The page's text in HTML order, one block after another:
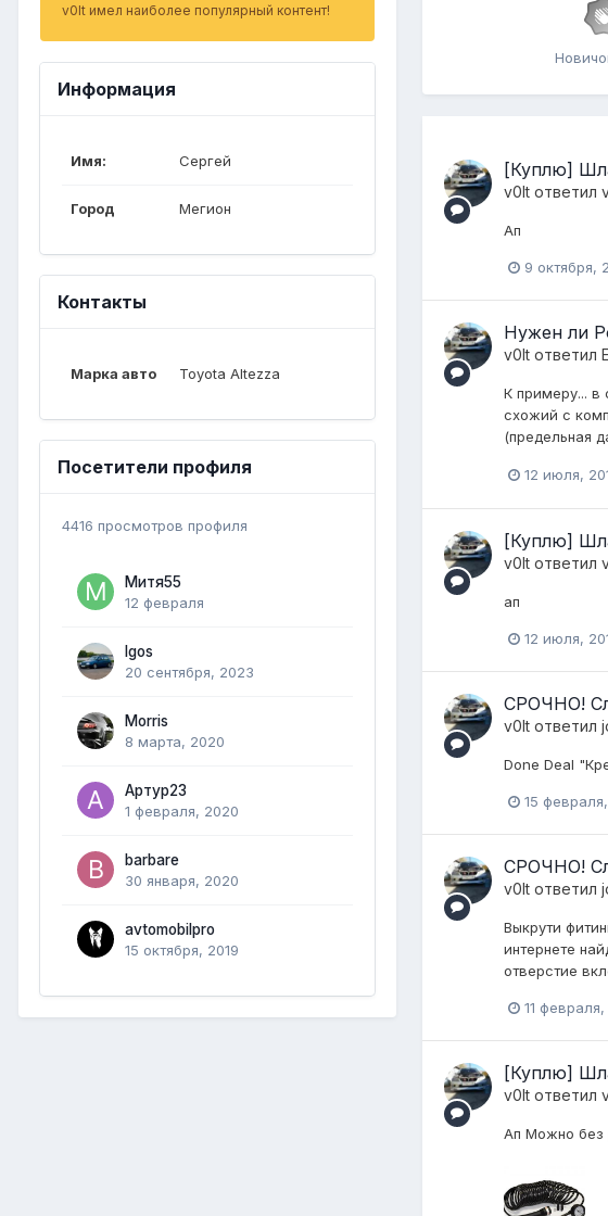
v0lt имел наиболее популярный контент!
Информация
Имя: Сергей
Город Мегион
Контакты
Марка авто Toyota Altezza
Посетители профиля
4416 просмотров профиля
Митя55
12 февраля
Igos
20 сентября, 2023
Morris
8 марта, 2020
Артур23
1 февраля, 2020
barbare
30 января, 2020
avtomobilpro
15 октября, 2019
[Куплю]
v0lt ответил
Ап
9 октября,
Нужен ли
v0lt ответил
К примеру... в
схожий с
(предельная
12 июля,
[Куплю]
v0lt ответил
ап
12 июля,
СРОЧНО!
v0lt ответил
Done Deal
15
СРОЧНО!
v0lt ответил
Выкрути
интернете
отверстие
11 февраля,
[Куплю]
v0lt ответил
Ап Можно без